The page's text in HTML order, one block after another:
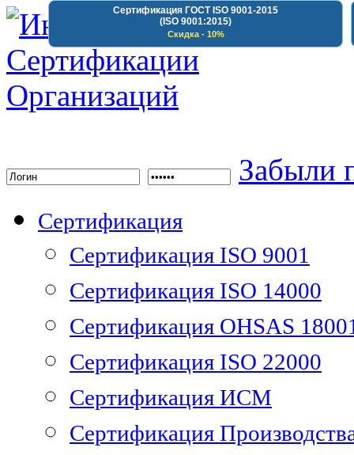
Сертификация ГОСТ ISO 9001-2015
(ISO 9001:2015)
Скидка - 10%
Забыли
Сертификация
Сертификация ISO 9001
Сертификация ISO 14000
Сертификация OHSAS
Сертификация ISO 22000
Сертификация ИСМ
Сертификация